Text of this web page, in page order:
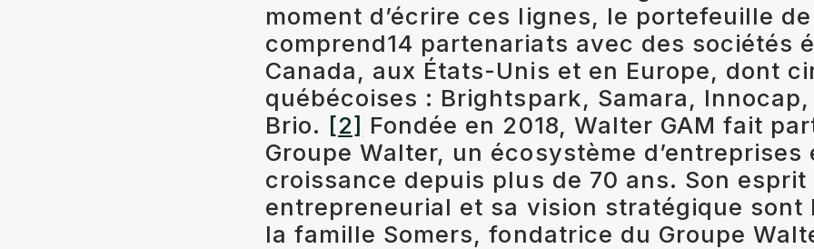
moment d’écrire ces lignes, le portefeuille
comprend14 partenariats avec des sociétés
Canada, aux États-Unis et en Europe, dont
québécoises : Brightspark, Samara,
Brio. [2] Fondée en 2018, Walter GAM fait
Groupe Walter, un écosystème d’entreprises
croissance depuis plus de 70 ans. Son esprit
entrepreneurial et sa vision stratégique sont
la famille Somers, fondatrice du Groupe